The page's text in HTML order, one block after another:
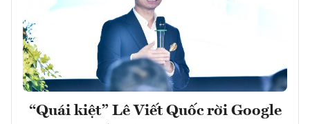
“Quái kiệt” Lê Viết Quốc rời Google